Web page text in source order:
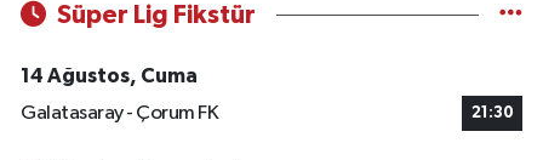
Süper Lig Fikstür
14 Ağustos, Cuma
Galatasaray - Çorum FK
21:30